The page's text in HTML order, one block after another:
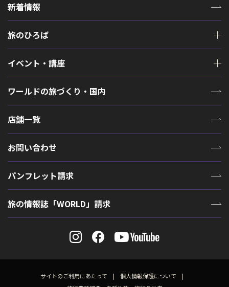
新着情報
旅のひろば
イベント・講座
ワールドの旅づくり・国内
店舗一覧
お問い合わせ
パンフレット請求
旅の情報誌「WORLD」請求
サイトのご利用にあたって
個人情報保護について